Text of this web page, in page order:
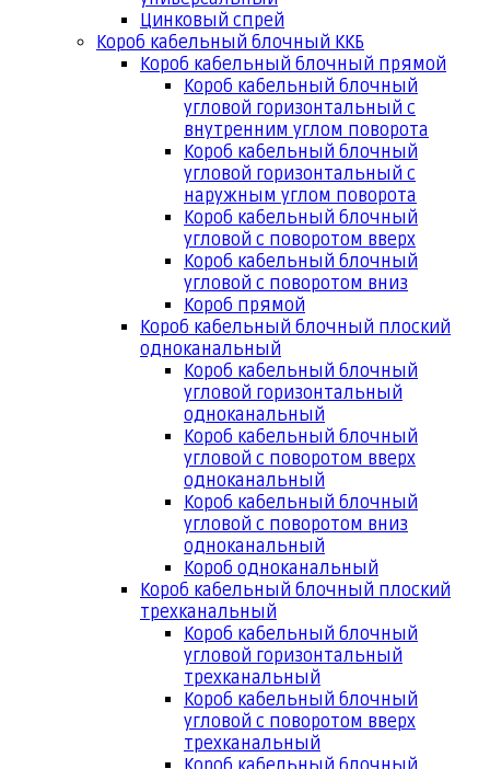
Цинковый спрей
Короб кабельный блочный ККБ
Короб кабельный блочный прямой
Короб кабельный блочный
угловой горизонтальный с
внутренним углом поворота
Короб кабельный блочный
угловой горизонтальный с
наружным углом поворота
Короб кабельный блочный
угловой с поворотом вверх
Короб кабельный блочный
угловой с поворотом вниз
Короб прямой
Короб кабельный блочный плоский
одноканальный
Короб кабельный блочный
угловой горизонтальный
одноканальный
Короб кабельный блочный
угловой с поворотом вверх
одноканальный
Короб кабельный блочный
угловой с поворотом вниз
одноканальный
Короб одноканальный
Короб кабельный блочный плоский
трехканальный
Короб кабельный блочный
угловой горизонтальный
трехканальный
Короб кабельный блочный
угловой с поворотом вверх
трехканальный